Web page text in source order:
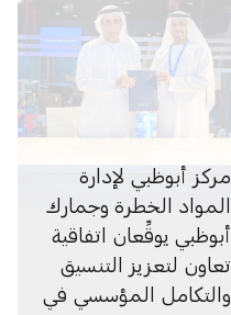
مركز أبوظبي لإدارة
المواد الخطرة وجمارك
أبوظبي يوقِّعان اتفاقية
تعاون لتعزيز التنسيق
والتكامل المؤسسي في